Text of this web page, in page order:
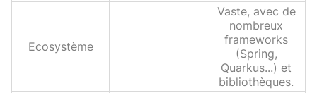
Ecosystème
Vaste, avec de
nombreux
frameworks
(Spring,
Quarkus...) et
bibliothèques.